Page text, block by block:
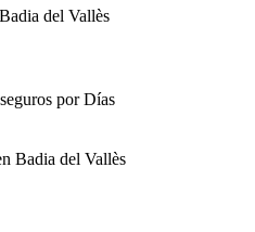
por Días